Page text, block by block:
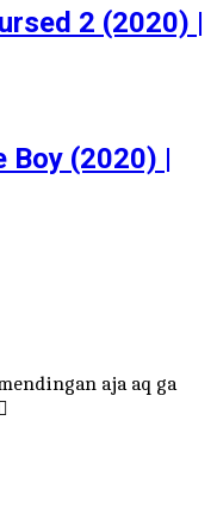
2 (2020) |
Boy (2020) |
aja aq ga